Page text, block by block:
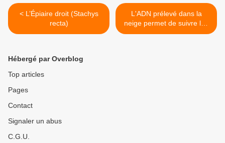
< L’Épiaire droit (Stachys
recta)
L'ADN prélevé dans la
neige permet de suivre les
animaux les plus
Hébergé par Overblog
Top articles
Pages
Contact
Signaler un abus
C.G.U.